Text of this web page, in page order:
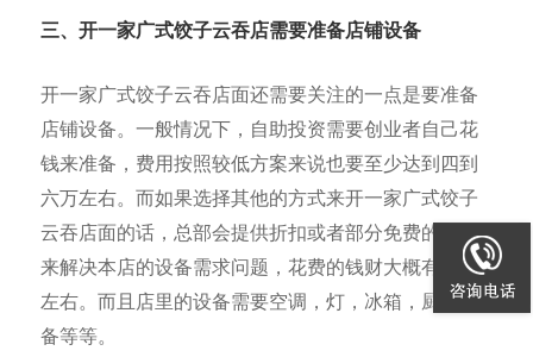
三、开一家广式饺子云吞店需要准备店铺设备
开一家广式饺子云吞店面还需要关注的一点是要准备
店铺设备。一般情况下，自助投资需要创业者自己花
钱来准备，费用按照较低方案来说也要至少达到四到
六万左右。而如果选择其他的方式来开一家广式饺子
云吞店面的话，总部会提供折扣或者部分免费的方式
来解决本店的设备需求问题，花费的钱财大概有三万
左右。而且店里的设备需要空调，灯，冰箱，厨房设
备等等。